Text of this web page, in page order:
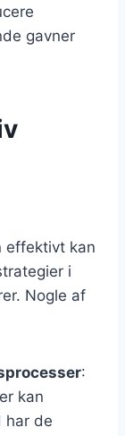
gavner
effektivt kan
i
Nogle af
:
kan
har de